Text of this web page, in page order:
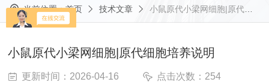
当前位置：首页 技术文章 小鼠原代小梁网细胞|原代细胞培养说明
小鼠原代小梁网细胞|原代细胞培养说明
更新时间：2026-04-16 点击次数：254